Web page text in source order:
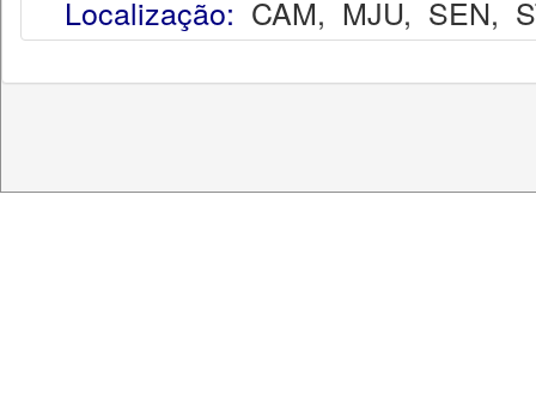
Localização: CAM, MJU, SEN,